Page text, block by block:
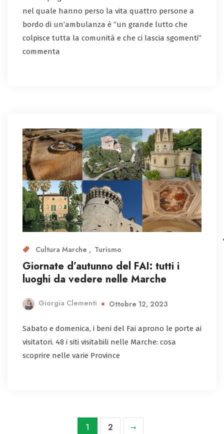
nel quale hanno perso la vita quattro persone a
bordo di un’ambulanza è “un grande lutto che
colpisce tutta la comunità e che ci lascia sgomenti”
commenta
Cultura Marche Turismo
Giornate d’autunno del FAI: tutti i
luoghi da vedere nelle Marche
Giorgia Clementi Ottobre 12, 2023
Sabato e domenica, i beni del Fai aprono le porte ai
visitatori. 48 i siti visitabili nelle Marche: cosa
scoprire nelle varie Province
1 2